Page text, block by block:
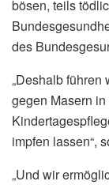
bösen, teils
des
„Deshalb führen
gegen Masern
impfen lassen“,
„Und wir